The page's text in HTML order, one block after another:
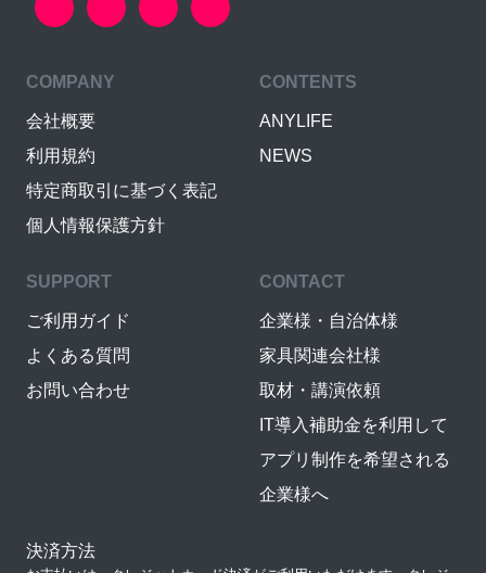
COMPANY
会社概要
利用規約
特定商取引に基づく表記
個人情報保護方針
CONTENTS
ANYLIFE
NEWS
SUPPORT
ご利用ガイド
よくある質問
お問い合わせ
CONTACT
企業様・自治体様
家具関連会社様
取材・講演依頼
IT導入補助金を利用して
アプリ制作を希望される
企業様へ
決済方法